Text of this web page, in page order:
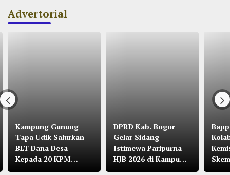
Advertorial
Kampung Gunung
Tapa Udik Salurkan
BLT Dana Desa
Kepada 20 KPM
Tahun 2026
DPRD Kab. Bogor
Gelar Sidang
Istimewa Paripurna
HJB 2026 di Kampung
Citalahab Desa